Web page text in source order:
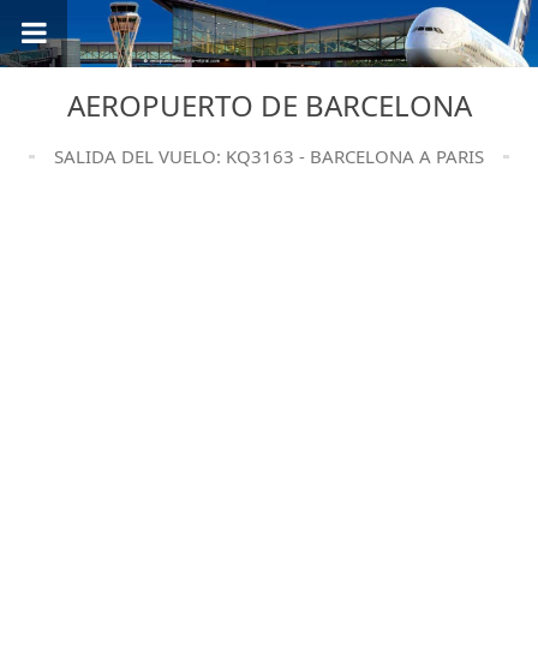
AEROPUERTO DE BARCELONA
SALIDA DEL VUELO: KQ3163 - BARCELONA A PARIS